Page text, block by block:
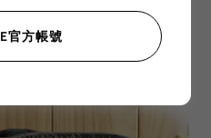
苗
官方帳號